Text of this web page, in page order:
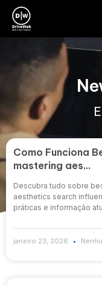
Como Funciona
mastering aes…
Descubra tudo sobre
aesthetics search
práticas e informação
janeiro 23, 2026